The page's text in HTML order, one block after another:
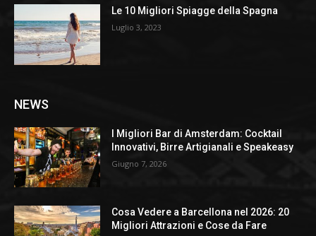
Le 10 Migliori Spiagge della Spagna
Luglio 3, 2023
NEWS
I Migliori Bar di Amsterdam: Cocktail
Innovativi, Birre Artigianali e Speakeasy
Giugno 7, 2026
Cosa Vedere a Barcellona nel 2026: 20
Migliori Attrazioni e Cose da Fare